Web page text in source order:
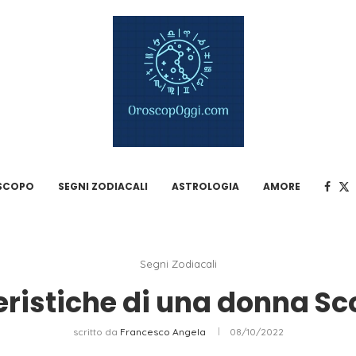
SEGNI ZODIACALI ASTROLOGIA AMORE
Segni Zodiacali
di una donna
scritto da Francesco Angela 08/10/2022